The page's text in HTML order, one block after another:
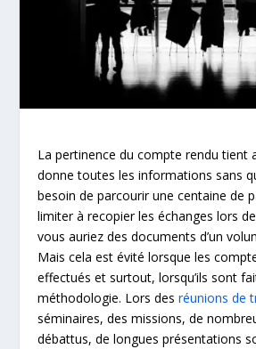
La pertinence du compte rendu tient
donne toutes les informations sans
besoin de parcourir une centaine de
limiter à recopier les échanges lors
vous auriez des documents d’un
Mais cela est évité lorsque les
effectués et surtout, lorsqu’ils sont
méthodologie. Lors desréunions de
séminaires, des missions, de
débattus, de longues présentations